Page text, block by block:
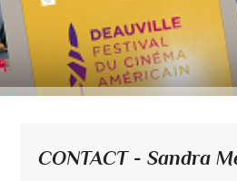
CONTACT - Sandra